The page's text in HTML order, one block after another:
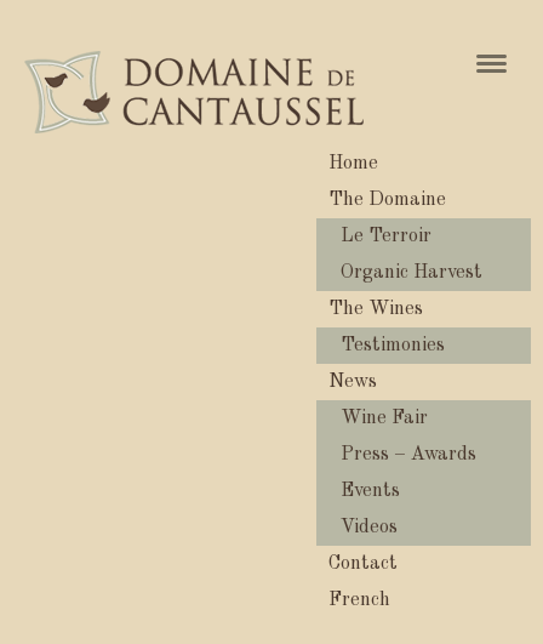
Home
The Domaine
Le Terroir
Organic Harvest
The Wines
Testimonies
News
Wine Fair
Press – Awards
Events
Videos
Contact
French